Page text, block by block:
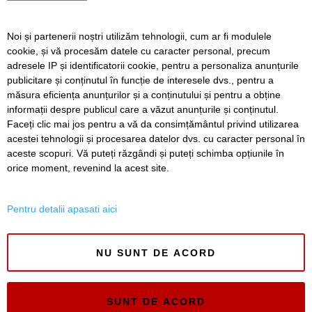
A vândut anvelope și piese auto ani la rând, dar nu a
declarat veniturile. Prejudiciu de aproape 30.000 de euro
Live-uri obscene urmărite de peste 22.000 de oameni. Doi
bărbați din Timiș au fost reținuți
SERVICII Redactia
Folosinta Cookie-urilor
Noi și partenerii noștri utilizăm tehnologii, cum ar fi modulele
cookie, și vă procesăm datele cu caracter personal, precum
adresele IP și identificatorii cookie, pentru a personaliza anunțurile
publicitare și conținutul în funcție de interesele dvs., pentru a
măsura eficiența anunțurilor și a conținutului și pentru a obține
informații despre publicul care a văzut anunțurile și conținutul.
Faceți clic mai jos pentru a vă da consimțământul privind utilizarea
acestei tehnologii și procesarea datelor dvs. cu caracter personal în
aceste scopuri. Vă puteți răzgândi și puteți schimba opțiunile în
orice moment, revenind la acest site.
Pentru detalii apasati aici
NU SUNT DE ACORD
SUNT DE ACORD